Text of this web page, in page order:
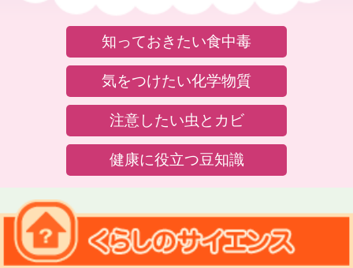
知っておきたい食中毒
気をつけたい化学物質
注意したい虫とカビ
健康に役立つ豆知識